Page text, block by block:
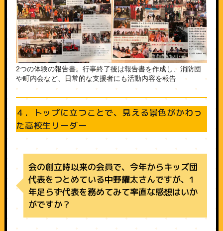
2つの体験の報告書。行事終了後は報告書を作成し、消防団
や町内会など、日常的な支援者にも活動内容を報告
４．トップに立つことで、見える景色がかわっ
た高校生リーダー
会の創立時以来の会員で、今年からキッズ団
代表をつとめている中野耀太さんですが、1
年足らず代表を務めてみて率直な感想はいか
がですか？